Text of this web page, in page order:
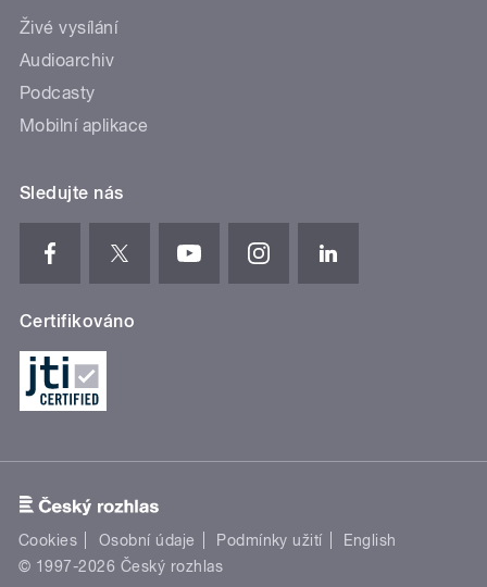
Živé vysílání
Audioarchiv
Podcasty
Mobilní aplikace
Sledujte nás
Certifikováno
Cookies Osobní údaje Podmínky užití
English
© 1997-2026 Český rozhlas